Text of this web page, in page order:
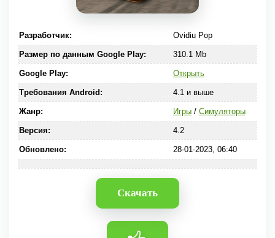
Разработчик: Ovidiu Pop
Размер по данным Google Play: 310.1 Mb
Google Play: Открыть
Требования Android: 4.1 и выше
Жанр: Игры/ Симуляторы
Версия: 4.2
Обновлено: 28-01-2023, 06:40
Скачать